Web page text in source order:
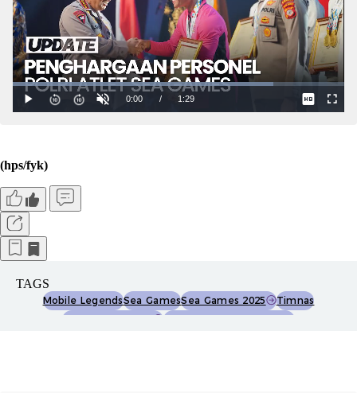
(hps/fyk)
TAGS
Mobile LegendsSea GamesSea Games 2025
Timnas